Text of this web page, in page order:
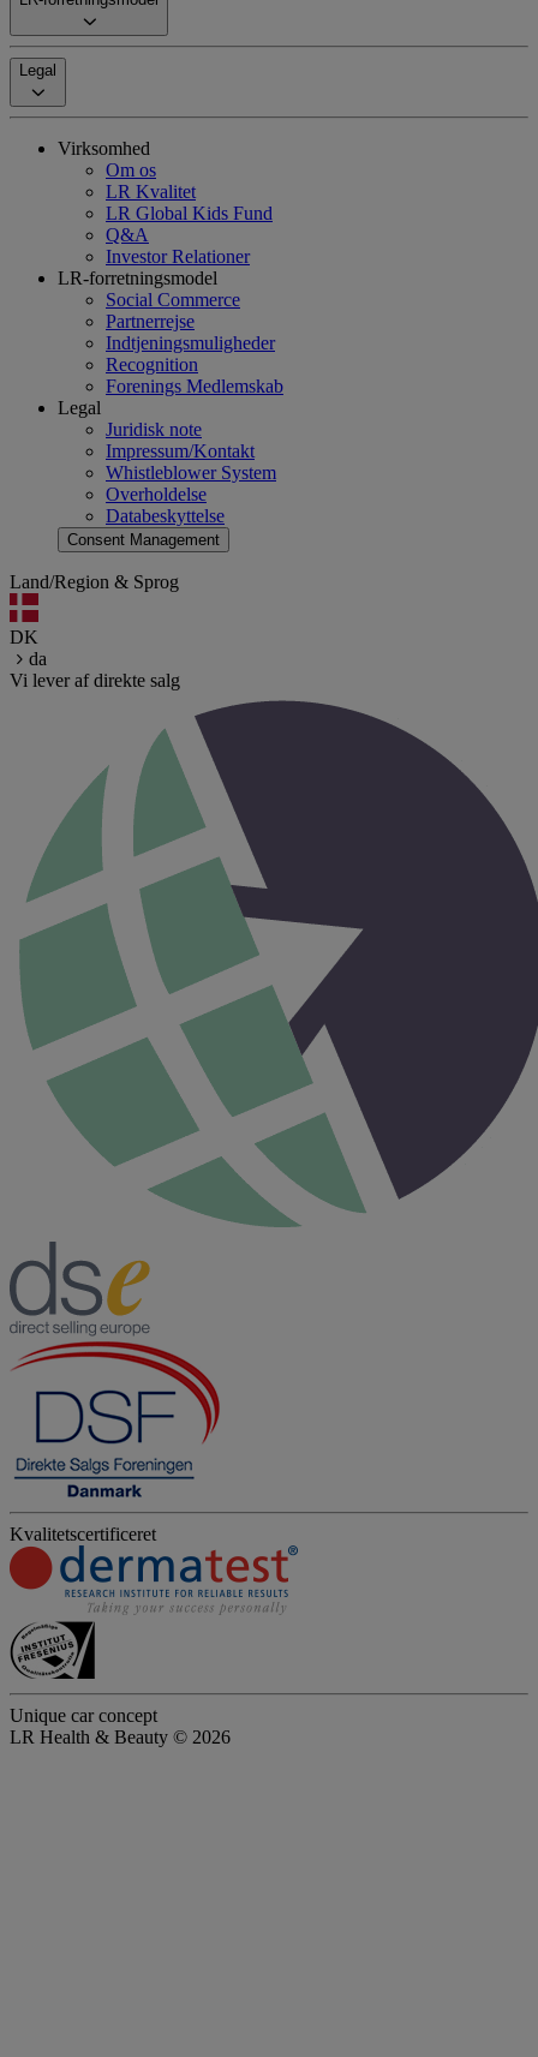
Legal
Virksomhed
Om os
LR Kvalitet
LR Global Kids Fund
Q&A
Investor Relationer
LR-forretningsmodel
Social Commerce
Partnerrejse
Indtjeningsmuligheder
Recognition
Forenings Medlemskab
Legal
Juridisk note
Impressum/Kontakt
Whistleblower System
Overholdelse
Databeskyttelse
Consent Management
Land/Region & Sprog
DK
da
Vi lever af direkte salg
Kvalitetscertificeret
Unique car concept
LR Health & Beauty © 2026